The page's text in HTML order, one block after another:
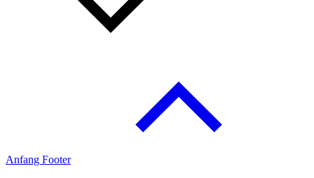
Anfang Footer